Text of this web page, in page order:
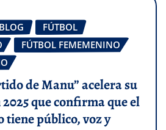
BLOG
FÚTBOL
FÚTBOL FEMEMENINO
de Manu” acelera su
que confirma que el
público, voz y